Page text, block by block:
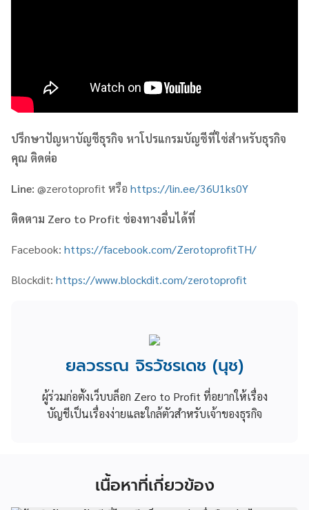
ปรึกษาปัญหาบัญชีธุรกิจ หาโปรแกรมบัญชีที่ใช่สำหรับธุรกิจ
คุณ ติดต่อ
Line: @zerotoprofit หรือ https://lin.ee/36U1ks0Y
ติดตาม Zero to Profit ช่องทางอื่นได้ที่
Facebook: https://facebook.com/ZerotoprofitTH/
Blockdit: https://www.blockdit.com/zerotoprofit
ยลวรรณ จิรวัชรเดช (นุช)
ผู้ร่วมก่อตั้งเว็บบล็อก Zero to Profit ที่อยากให้เรื่อง
บัญชีเป็นเรื่องง่ายและใกล้ตัวสำหรับเจ้าของธุรกิจ
เนื้อหาที่เกี่ยวข้อง